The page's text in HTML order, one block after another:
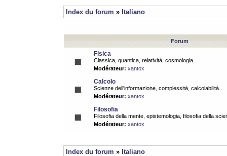
Index du forum » Italiano
Forum
Fisica
Classica, quantica, relatività, cosmologia..
Modérateur: xantox
Calcolo
Scienze dell'informazione, complessità, calcolabilità..
Modérateur: xantox
Filosofia
Filosofia della mente, epistemologia, filosofia della
Modérateur: xantox
Index du forum » Italiano